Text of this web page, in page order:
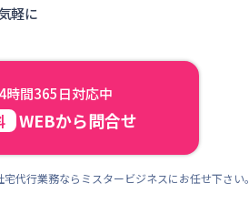
軽に
時間365日対応中
WEBから問合せ
代行業務ならミスタービジネスにお任せ下さい。